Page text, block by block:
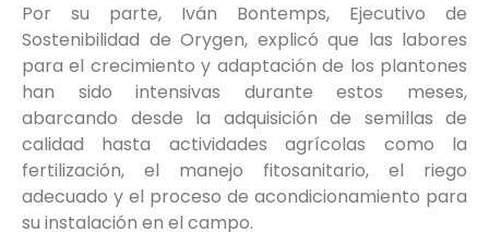
Por su parte, Iván Bontemps, Ejecutivo de
Sostenibilidad de Orygen, explicó que las labores
para el crecimiento y adaptación de los plantones
han sido intensivas durante estos meses,
abarcando desde la adquisición de semillas de
calidad hasta actividades agrícolas como la
fertilización, el manejo fitosanitario, el riego
adecuado y el proceso de acondicionamiento para
su instalación en el campo.